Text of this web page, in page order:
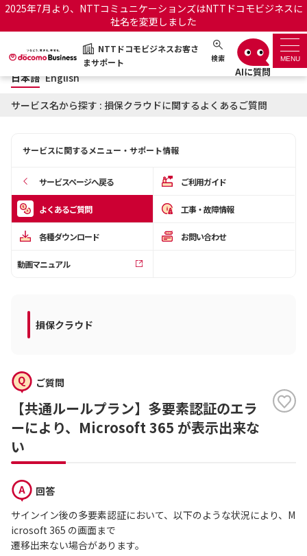
2025年7月より、NTTコミュニケーションズはNTTドコモビジネスに
社名を変更しました
NTTドコモビジネスお客さ
まサポート
検索 MENU
NTTドコモビジネスお客さまサポート 日本語 English
サポートトップ
お知らせ サポートサイトの使い方
OCNのお客さまはこちら
工事・故障情報通知サー
日本語 English
サービス名から探す : 損保クラウドに関するよくあるご質問
サービスに関するメニュー・サポート情報
サービスページへ戻る ご利用ガイド
よくあるご質問 工事・故障情報
各種ダウンロード お問い合わせ
動画マニュアル
損保クラウド
ご質問
【共通ルールプラン】多要素認証のエラ
ーにより、Microsoft 365 が表示出来な
い
回答
サインイン後の多要素認証において、以下のような状況により、M
icrosoft 365 の画面まで
遷移出来ない場合があります。